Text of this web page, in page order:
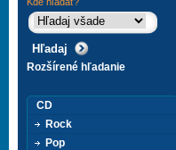
Rozšírené hľadanie
CD
Rock
Pop